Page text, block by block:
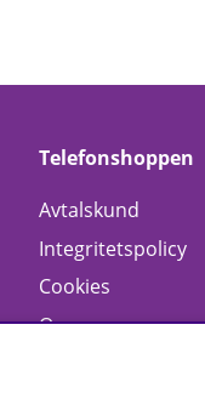
Telefonshoppen
Avtalskund
Integritetspolicy
Cookies
Om oss